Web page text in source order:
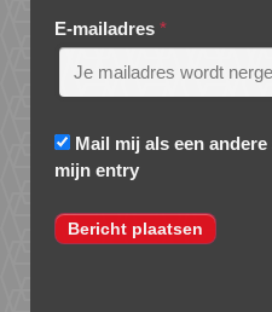
E-mailadres *
Mail mij als een
mijn entry